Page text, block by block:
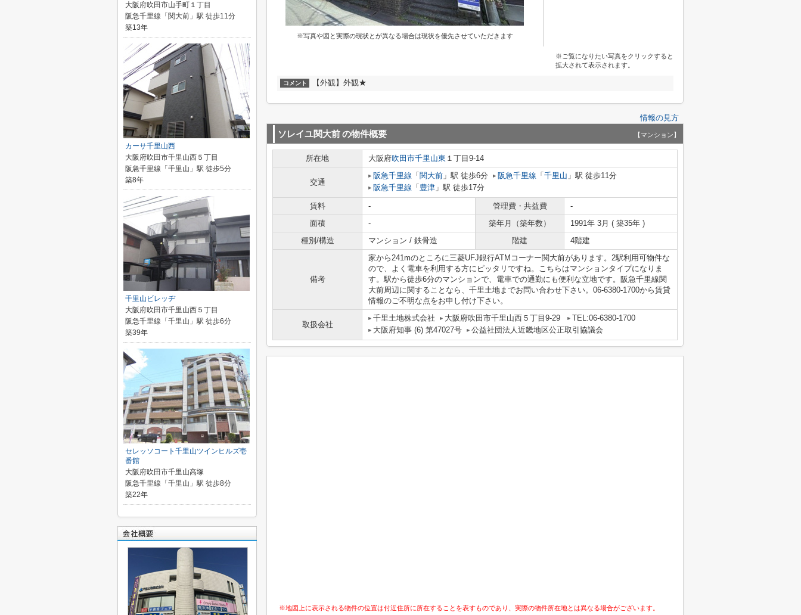
※写真や図と実際の現状とが異なる場合は現状を優先させていただきます
※ご覧になりたい写真をクリックすると
拡大されて表示されます。
コメント 【外観】外観★
情報の見方
ソレイユ関大前の物件概要 【マンション】
所在地 大阪府吹田市千里山東 １丁目9-14
交通
阪急千里線 「 関大前 」駅 徒歩6分 阪急千里線 「 千里山 」駅 徒歩11分
阪急千里線 「 豊津 」駅 徒歩17分
賃料 - 管理費・共益費
-
面積
- 築年月（築年数）
1991年 3月 ( 築35年 )
種別/構造
マンション / 鉄骨造 階建 4階建
備考
家から241mのところに三菱UFJ銀行ATMコーナー関大前があります。2駅利用可物件な
ので、よく電車を利用する方にピッタリですね。こちらはマンションタイプになりま
す。駅から徒歩6分のマンションで、電車での通勤にも便利な立地です。阪急千里線関
大前周辺に関することなら、千里土地までお問い合わせ下さい。06-6380-1700から賃貸
情報のご不明な点をお申し付け下さい。
取扱会社
千里土地株式会社 大阪府吹田市千里山西５丁目9-29
TEL:06-6380-1700
大阪府知事 (6) 第47027号
公益社団法人近畿地区公正取引協議会
※地図上に表示される物件の位置は付近住所に所在することを表すものであり、実際の物件所在地とは異なる場合がございます。
大阪府吹田市山手町１丁目
阪急千里線「関大前」駅 徒歩11分
築13年
カーサ千里山西
大阪府吹田市千里山西５丁目
阪急千里線「千里山」駅 徒歩5分
築8年
千里山ビレッヂ
大阪府吹田市千里山西５丁目
阪急千里線「千里山」駅 徒歩6分
築39年
セレッソコート千里山ツインヒルズ壱
番館
大阪府吹田市千里山高塚
阪急千里線「千里山」駅 徒歩8分
築22年